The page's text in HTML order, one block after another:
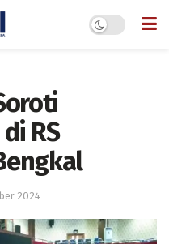
RS
2024